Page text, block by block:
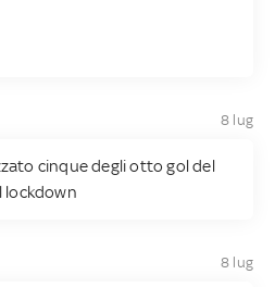
8 lug
cinque degli otto gol del
lockdown
8 lug